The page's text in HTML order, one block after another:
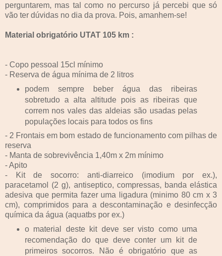
perguntarem, mas tal como no percurso já percebi que só
vão ter dúvidas no dia da prova. Pois, amanhem-se!
Material obrigatório UTAT 105 km :
- Copo pessoal 15cl mínimo
- Reserva de água mínima de 2 litros
podem sempre beber água das ribeiras
sobretudo a alta altitude pois as ribeiras que
correm nos vales das aldeias são usadas pelas
populações locais para todos os fins
- 2 Frontais em bom estado de funcionamento com pilhas de
reserva
- Manta de sobrevivência 1,40m x 2m mínimo
- Apito
- Kit de socorro: anti-diarreico (imodium por ex.),
paracetamol (2 g), antiseptico, compressas, banda elástica
adesiva que permita fazer uma ligadura (minimo 80 cm x 3
cm), comprimidos para a descontaminação e desinfecção
química da água (aquatbs por ex.)
o material deste kit deve ser visto como uma
recomendação do que deve conter um kit de
primeiros socorros. Não é obrigatório que as